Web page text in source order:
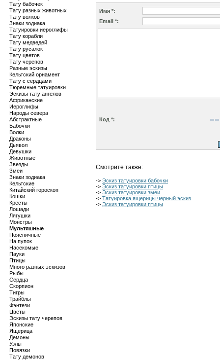
Тату бабочек
Тату разных животных
Тату волков
Знаки зодиака
Татуировки иероглифы
Тату корабли
Тату медведей
Тату русалок
Тату цветов
Тату черепов
Разные эскизы
Кельтский орнамент
Тату с сердцами
Тюремные татуировки
Эскизы тату ангелов
Африканские
Иероглифы
Народы севера
Абстрактные
Бабочки
Волки
Драконы
Дьявол
Девушки
Животные
Звезды
Змеи
Знаки зодиака
Кельтские
Китайский гороскоп
Кошки
Кресты
Лошади
Лягушки
Монстры
Мультяшные
Поясничные
На пупок
Насекомые
Пауки
Птицы
Много разных эскизов
Рыбы
Сердца
Скорпион
Тигры
Трайблы
Фэнтези
Цветы
Эскизы тату черепов
Японские
Ящерица
Демоны
Узлы
Повязки
Тату демонов
Имя *:
Email *:
Код *:
Смотрите также:
-> Эскиз татуировки бабочки
-> Эскиз татуировки птицы
-> Эскиз татуировки змеи
-> Татуировка ящерицы черный эскиз
-> Эскиз татуировки птицы